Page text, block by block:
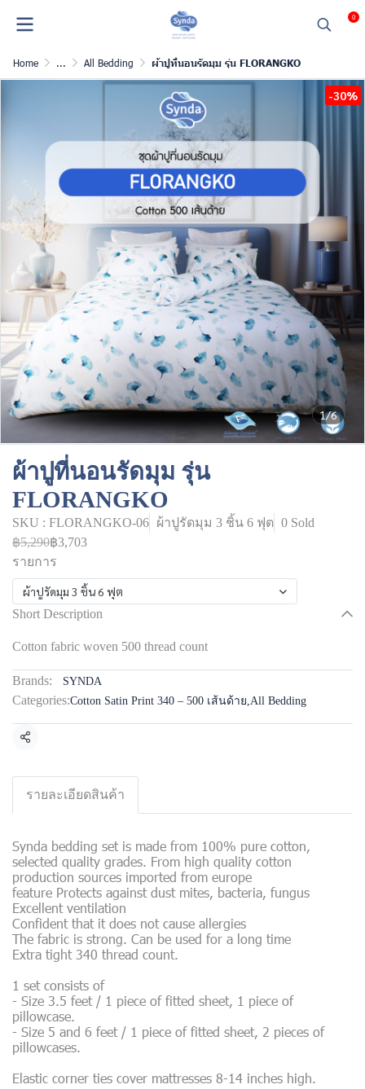
0
Home ... All Bedding ผ้าปูที่นอนรัดมุม รุ่น FLORANGKO
1/6
-30%
ผ้าปูที่นอนรัดมุม รุ่น
FLORANGKO
SKU : FLORANGKO-06 ผ้าปูรัดมุม 3 ชิ้น 6 ฟุต 0 Sold
฿5,290฿3,703
รายการ
ผ้าปูรัดมุม 3 ชิ้น 6 ฟุต
Short Description
Cotton fabric woven 500 thread count
Brands: SYNDA
Categories:Cotton Satin Print 340 – 500 เส้นด้าย,All Bedding
Share
รายละเอียดสินค้า
Synda bedding set is made from 100% pure cotton,
selected quality grades. From high quality cotton
production sources imported from europe
feature Protects against dust mites, bacteria, fungus
Excellent ventilation
Confident that it does not cause allergies
The fabric is strong. Can be used for a long time
Extra tight 340 thread count.
1 set consists of
- Size 3.5 feet / 1 piece of fitted sheet, 1 piece of
pillowcase.
- Size 5 and 6 feet / 1 piece of fitted sheet, 2 pieces of
pillowcases.
Elastic corner ties cover mattresses 8-14 inches high.